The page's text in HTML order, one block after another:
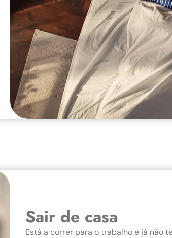
Sair de casa
Está a correr para o trabalho e já não